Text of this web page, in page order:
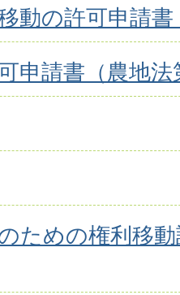
動の許可申請
申請書（農地
ための権利移